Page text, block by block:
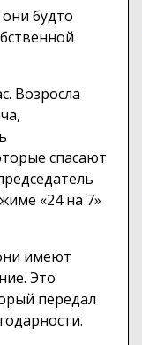
будто
Возросла
спасают
«24 на 7»
имеют
Это
передал